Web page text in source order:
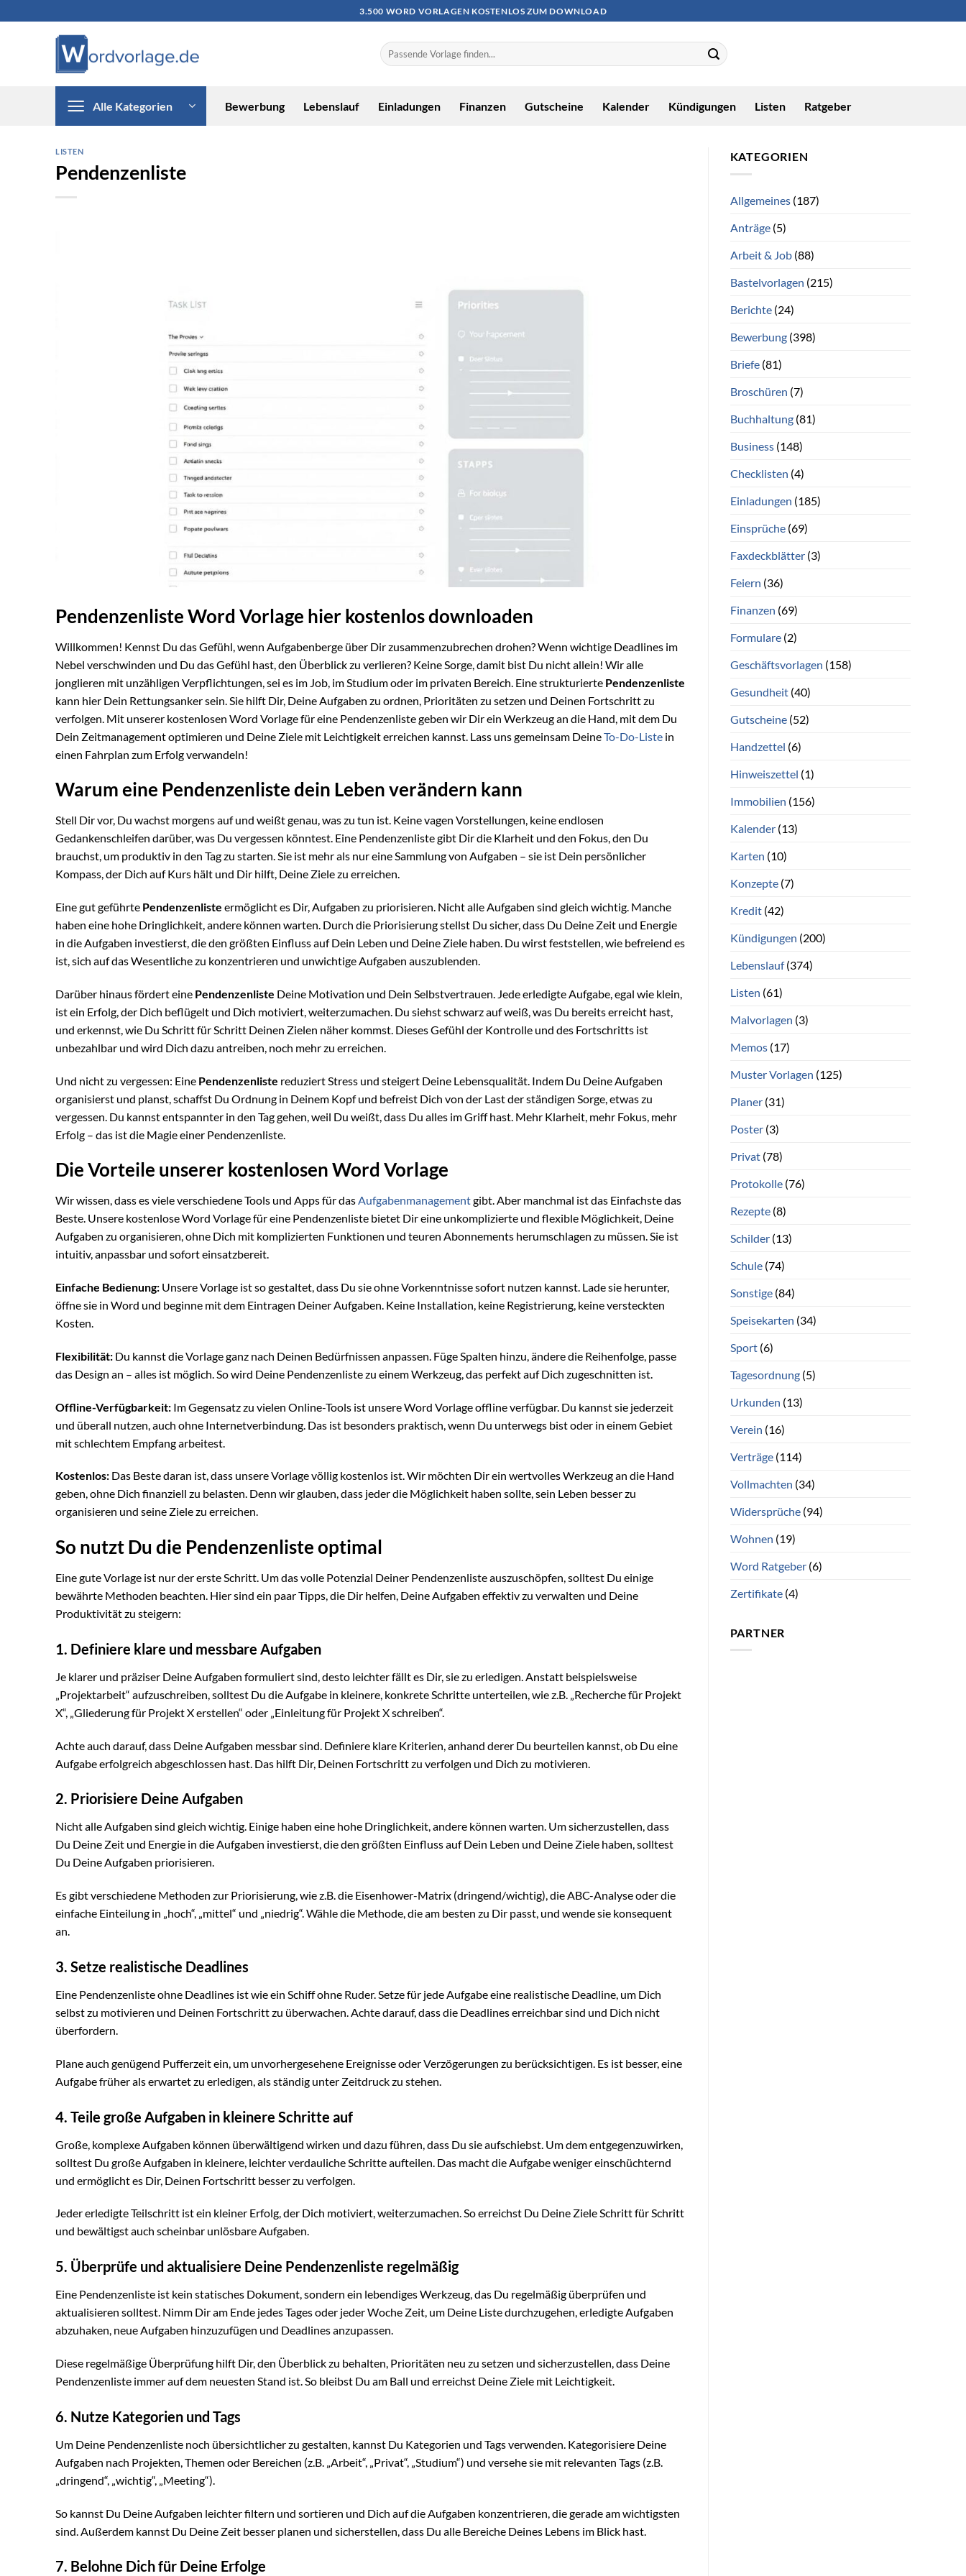
3.500 WORD VORLAGEN KOSTENLOS ZUM DOWNLOAD
Alle Kategorien Bewerbung Lebenslauf Einladungen Finanzen Gutscheine Kalender Kündigungen Listen Ratgeber
LISTEN
Pendenzenliste
Pendenzenliste Word Vorlage hier kostenlos downloaden
Willkommen! Kennst Du das Gefühl, wenn Aufgabenberge über Dir zusammenzubrechen drohen? Wenn wichtige Deadlines im
Nebel verschwinden und Du das Gefühl hast, den Überblick zu verlieren? Keine Sorge, damit bist Du nicht allein! Wir alle
jonglieren mit unzähligen Verpflichtungen, sei es im Job, im Studium oder im privaten Bereich. Eine strukturierte Pendenzenliste
kann hier Dein Rettungsanker sein. Sie hilft Dir, Deine Aufgaben zu ordnen, Prioritäten zu setzen und Deinen Fortschritt zu
verfolgen. Mit unserer kostenlosen Word Vorlage für eine Pendenzenliste geben wir Dir ein Werkzeug an die Hand, mit dem Du
Dein Zeitmanagement optimieren und Deine Ziele mit Leichtigkeit erreichen kannst. Lass uns gemeinsam DeineTo-Do-Liste in
einen Fahrplan zum Erfolg verwandeln!
Warum eine Pendenzenliste dein Leben verändern kann
Stell Dir vor, Du wachst morgens auf und weißt genau, was zu tun ist. Keine vagen Vorstellungen, keine endlosen
Gedankenschleifen darüber, was Du vergessen könntest. Eine Pendenzenliste gibt Dir die Klarheit und den Fokus, den Du
brauchst, um produktiv in den Tag zu starten. Sie ist mehr als nur eine Sammlung von Aufgaben – sie ist Dein persönlicher
Kompass, der Dich auf Kurs hält und Dir hilft, Deine Ziele zu erreichen.
Eine gut geführte Pendenzenliste ermöglicht es Dir, Aufgaben zu priorisieren. Nicht alle Aufgaben sind gleich wichtig. Manche
haben eine hohe Dringlichkeit, andere können warten. Durch die Priorisierung stellst Du sicher, dass Du Deine Zeit und Energie
in die Aufgaben investierst, die den größten Einfluss auf Dein Leben und Deine Ziele haben. Du wirst feststellen, wie befreiend es
ist, sich auf das Wesentliche zu konzentrieren und unwichtige Aufgaben auszublenden.
Darüber hinaus fördert eine Pendenzenliste Deine Motivation und Dein Selbstvertrauen. Jede erledigte Aufgabe, egal wie klein,
ist ein Erfolg, der Dich beflügelt und Dich motiviert, weiterzumachen. Du siehst schwarz auf weiß, was Du bereits erreicht hast,
und erkennst, wie Du Schritt für Schritt Deinen Zielen näher kommst. Dieses Gefühl der Kontrolle und des Fortschritts ist
unbezahlbar und wird Dich dazu antreiben, noch mehr zu erreichen.
Und nicht zu vergessen: Eine Pendenzenliste reduziert Stress und steigert Deine Lebensqualität. Indem Du Deine Aufgaben
organisierst und planst, schaffst Du Ordnung in Deinem Kopf und befreist Dich von der Last der ständigen Sorge, etwas zu
vergessen. Du kannst entspannter in den Tag gehen, weil Du weißt, dass Du alles im Griff hast. Mehr Klarheit, mehr Fokus, mehr
Erfolg – das ist die Magie einer Pendenzenliste.
Die Vorteile unserer kostenlosen Word Vorlage
Wir wissen, dass es viele verschiedene Tools und Apps für dasAufgabenmanagementgibt. Aber manchmal ist das Einfachste das
Beste. Unsere kostenlose Word Vorlage für eine Pendenzenliste bietet Dir eine unkomplizierte und flexible Möglichkeit, Deine
Aufgaben zu organisieren, ohne Dich mit komplizierten Funktionen und teuren Abonnements herumschlagen zu müssen. Sie ist
intuitiv, anpassbar und sofort einsatzbereit.
Einfache Bedienung: Unsere Vorlage ist so gestaltet, dass Du sie ohne Vorkenntnisse sofort nutzen kannst. Lade sie herunter,
öffne sie in Word und beginne mit dem Eintragen Deiner Aufgaben. Keine Installation, keine Registrierung, keine versteckten
Kosten.
Flexibilität: Du kannst die Vorlage ganz nach Deinen Bedürfnissen anpassen. Füge Spalten hinzu, ändere die Reihenfolge, passe
das Design an – alles ist möglich. So wird Deine Pendenzenliste zu einem Werkzeug, das perfekt auf Dich zugeschnitten ist.
Offline-Verfügbarkeit: Im Gegensatz zu vielen Online-Tools ist unsere Word Vorlage offline verfügbar. Du kannst sie jederzeit
und überall nutzen, auch ohne Internetverbindung. Das ist besonders praktisch, wenn Du unterwegs bist oder in einem Gebiet
mit schlechtem Empfang arbeitest.
Kostenlos: Das Beste daran ist, dass unsere Vorlage völlig kostenlos ist. Wir möchten Dir ein wertvolles Werkzeug an die Hand
geben, ohne Dich finanziell zu belasten. Denn wir glauben, dass jeder die Möglichkeit haben sollte, sein Leben besser zu
organisieren und seine Ziele zu erreichen.
So nutzt Du die Pendenzenliste optimal
Eine gute Vorlage ist nur der erste Schritt. Um das volle Potenzial Deiner Pendenzenliste auszuschöpfen, solltest Du einige
bewährte Methoden beachten. Hier sind ein paar Tipps, die Dir helfen, Deine Aufgaben effektiv zu verwalten und Deine
Produktivität zu steigern:
1. Definiere klare und messbare Aufgaben
Je klarer und präziser Deine Aufgaben formuliert sind, desto leichter fällt es Dir, sie zu erledigen. Anstatt beispielsweise
„Projektarbeit“ aufzuschreiben, solltest Du die Aufgabe in kleinere, konkrete Schritte unterteilen, wie z.B. „Recherche für Projekt
X“, „Gliederung für Projekt X erstellen“ oder „Einleitung für Projekt X schreiben“.
Achte auch darauf, dass Deine Aufgaben messbar sind. Definiere klare Kriterien, anhand derer Du beurteilen kannst, ob Du eine
Aufgabe erfolgreich abgeschlossen hast. Das hilft Dir, Deinen Fortschritt zu verfolgen und Dich zu motivieren.
2. Priorisiere Deine Aufgaben
Nicht alle Aufgaben sind gleich wichtig. Einige haben eine hohe Dringlichkeit, andere können warten. Um sicherzustellen, dass
Du Deine Zeit und Energie in die Aufgaben investierst, die den größten Einfluss auf Dein Leben und Deine Ziele haben, solltest
Du Deine Aufgaben priorisieren.
Es gibt verschiedene Methoden zur Priorisierung, wie z.B. die Eisenhower-Matrix (dringend/wichtig), die ABC-Analyse oder die
einfache Einteilung in „hoch“, „mittel“ und „niedrig“. Wähle die Methode, die am besten zu Dir passt, und wende sie konsequent
an.
3. Setze realistische Deadlines
Eine Pendenzenliste ohne Deadlines ist wie ein Schiff ohne Ruder. Setze für jede Aufgabe eine realistische Deadline, um Dich
selbst zu motivieren und Deinen Fortschritt zu überwachen. Achte darauf, dass die Deadlines erreichbar sind und Dich nicht
überfordern.
Plane auch genügend Pufferzeit ein, um unvorhergesehene Ereignisse oder Verzögerungen zu berücksichtigen. Es ist besser, eine
Aufgabe früher als erwartet zu erledigen, als ständig unter Zeitdruck zu stehen.
4. Teile große Aufgaben in kleinere Schritte auf
Große, komplexe Aufgaben können überwältigend wirken und dazu führen, dass Du sie aufschiebst. Um dem entgegenzuwirken,
solltest Du große Aufgaben in kleinere, leichter verdauliche Schritte aufteilen. Das macht die Aufgabe weniger einschüchternd
und ermöglicht es Dir, Deinen Fortschritt besser zu verfolgen.
Jeder erledigte Teilschritt ist ein kleiner Erfolg, der Dich motiviert, weiterzumachen. So erreichst Du Deine Ziele Schritt für Schritt
und bewältigst auch scheinbar unlösbare Aufgaben.
5. Überprüfe und aktualisiere Deine Pendenzenliste regelmäßig
Eine Pendenzenliste ist kein statisches Dokument, sondern ein lebendiges Werkzeug, das Du regelmäßig überprüfen und
aktualisieren solltest. Nimm Dir am Ende jedes Tages oder jeder Woche Zeit, um Deine Liste durchzugehen, erledigte Aufgaben
abzuhaken, neue Aufgaben hinzuzufügen und Deadlines anzupassen.
Diese regelmäßige Überprüfung hilft Dir, den Überblick zu behalten, Prioritäten neu zu setzen und sicherzustellen, dass Deine
Pendenzenliste immer auf dem neuesten Stand ist. So bleibst Du am Ball und erreichst Deine Ziele mit Leichtigkeit.
6. Nutze Kategorien und Tags
Um Deine Pendenzenliste noch übersichtlicher zu gestalten, kannst Du Kategorien und Tags verwenden. Kategorisiere Deine
Aufgaben nach Projekten, Themen oder Bereichen (z.B. „Arbeit“, „Privat“, „Studium“) und versehe sie mit relevanten Tags (z.B.
„dringend“, „wichtig“, „Meeting“).
So kannst Du Deine Aufgaben leichter filtern und sortieren und Dich auf die Aufgaben konzentrieren, die gerade am wichtigsten
sind. Außerdem kannst Du Deine Zeit besser planen und sicherstellen, dass Du alle Bereiche Deines Lebens im Blick hast.
7. Belohne Dich für Deine Erfolge
KATEGORIEN
Allgemeines(187)
Anträge(5)
Arbeit & Job(88)
Bastelvorlagen (215)
Berichte(24)
Bewerbung(398)
Briefe(81)
Broschüren (7)
Buchhaltung(81)
Business(148)
Checklisten (4)
Einladungen (185)
Einsprüche(69)
Faxdeckblätter(3)
Feiern (36)
Finanzen (69)
Formulare(2)
Geschäftsvorlagen (158)
Gesundheit(40)
Gutscheine(52)
Handzettel (6)
Hinweiszettel (1)
Immobilien (156)
Kalender(13)
Karten (10)
Konzepte(7)
Kredit(42)
Kündigungen (200)
Lebenslauf(374)
Listen (61)
Malvorlagen (3)
Memos(17)
Muster Vorlagen (125)
Planer(31)
Poster(3)
Privat(78)
Protokolle(76)
Rezepte(8)
Schilder(13)
Schule(74)
Sonstige(84)
Speisekarten (34)
Sport(6)
Tagesordnung(5)
Urkunden (13)
Verein (16)
Verträge(114)
Vollmachten (34)
Widersprüche(94)
Wohnen (19)
Word Ratgeber(6)
Zertifikate(4)
PARTNER